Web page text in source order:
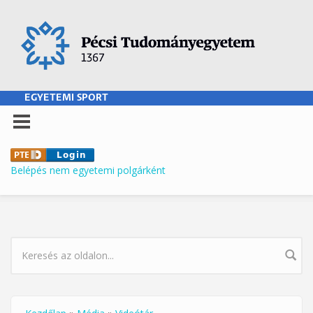
EGYETEMI SPORT
Belépés nem egyetemi polgárként
KERESÉS ŰRLAP